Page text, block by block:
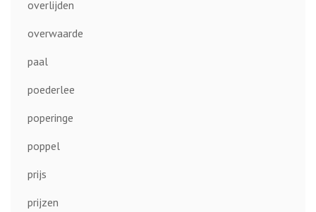
overlijden
overwaarde
paal
poederlee
poperinge
poppel
prijs
prijzen